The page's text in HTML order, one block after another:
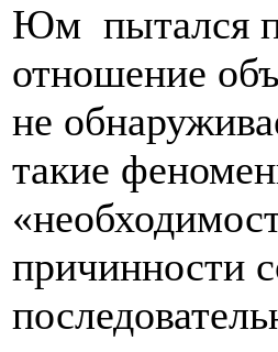
Юм пытался
отношение
не
такие
причинности